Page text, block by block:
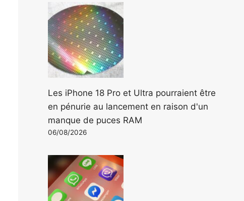
Les iPhone 18 Pro et Ultra pourraient être
en pénurie au lancement en raison d'un
manque de puces RAM
06/08/2026